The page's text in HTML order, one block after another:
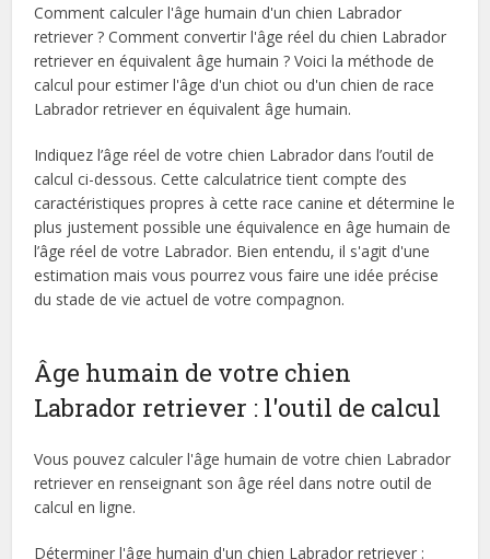
Comment calculer l'âge humain d'un chien Labrador
retriever ? Comment convertir l'âge réel du chien Labrador
retriever en équivalent âge humain ? Voici la méthode de
calcul pour estimer l'âge d'un chiot ou d'un chien de race
Labrador retriever en équivalent âge humain.
Indiquez l’âge réel de votre chien Labrador dans l’outil de
calcul ci-dessous. Cette calculatrice tient compte des
caractéristiques propres à cette race canine et détermine le
plus justement possible une équivalence en âge humain de
l’âge réel de votre Labrador. Bien entendu, il s'agit d'une
estimation mais vous pourrez vous faire une idée précise
du stade de vie actuel de votre compagnon.
Âge humain de votre chien
Labrador retriever : l'outil de calcul
Vous pouvez calculer l'âge humain de votre chien Labrador
retriever en renseignant son âge réel dans notre outil de
calcul en ligne.
Déterminer l'âge humain d'un chien Labrador retriever :